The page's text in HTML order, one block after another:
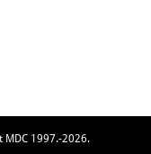
MDC 1997.-2026.